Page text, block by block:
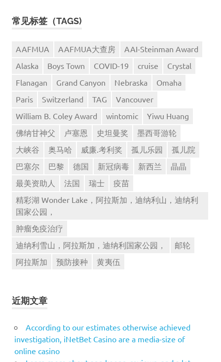
常见标签（TAGS)
AAFMUA AAFMUA大查房
AAI-Steinman Award
Alaska
Boys Town COVID-19 cruise
Crystal
Flanagan
Grand Canyon Nebraska
Omaha
Paris
Switzerland TAG
Vancouver
William B. Coley Award
wintomic
Yiwu Huang
佛纳甘神父
卢塞恩 史坦曼奖
墨西哥游轮
大峡谷
奥马哈 威廉.考利奖 孤儿乐园
孤儿院
巴塞尔
巴黎 德国 新冠病毒 新西兰
晶晶
最美资助人
法国 瑞士
疫苗
精彩湖 Wonder Lake，阿拉斯加，迪纳利山，迪纳利
国家公园，
肿瘤免疫治疗
迪纳利雪山，阿拉斯加，迪纳利国家公园，
邮轮
阿拉斯加
预防接种 黄夷伍
近期文章
According to our estimates otherwise achieved
investigation, iNetBet Casino are a media-size of
online casino